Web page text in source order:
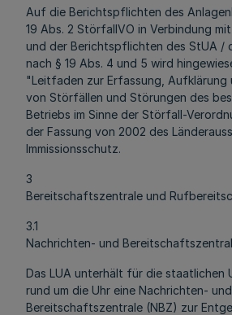
Auf die Berichtspflichten des
19 Abs. 2 StörfallVO in Verbindung
und der Berichtspflichten des StUA /
nach § 19 Abs. 4 und 5 wird
"Leitfaden zur Erfassung, Aufklärung
von Störfällen und Störungen des
Betriebs im Sinne der Störfall-
der Fassung von 2002 des
Immissionsschutz.
3
Bereitschaftszentrale und
3.1
Nachrichten- und
Das LUA unterhält für die staatlichen
rund um die Uhr eine Nachrichten- und
Bereitschaftszentrale (NBZ) zur